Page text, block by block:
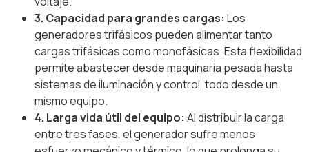
3. Capacidad para grandes cargas: Los
generadores trifásicos pueden alimentar tanto
cargas trifásicas como monofásicas. Esta flexibilidad
permite abastecer desde maquinaria pesada hasta
sistemas de iluminación y control, todo desde un
mismo equipo.
4. Larga vida útil del equipo: Al distribuir la carga
entre tres fases, el generador sufre menos